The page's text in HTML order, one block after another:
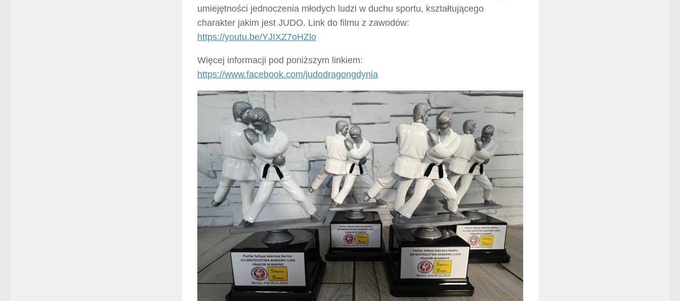
umiejętności jednoczenia młodych ludzi w duchu sportu, kształtującego
charakter jakim jest JUDO. Link do filmu z zawodów:
https://youtu.be/YJIXZ7oHZlo
Więcej informacji pod poniższym linkiem:
https://www.facebook.com/judodragongdynia